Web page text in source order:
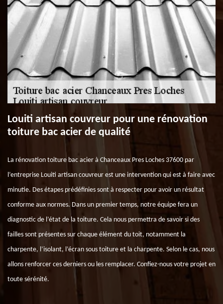
Louiti artisan couvreur pour une rénovation
toiture bac acier de qualité
La rénovation toiture bac acier à Chanceaux Pres Loches 37600 par
l’entreprise Louiti artisan couvreur est une intervention qui est à faire avec
minutie. Des étapes prédéfinies sont à respecter pour avoir un résultat
conforme aux normes. Dans un premier temps, notre équipe fera un
diagnostic de l’état de la toiture. Cela nous permettra de savoir si des
failles sont présentes sur chaque élément du toit, notamment la
charpente, l’isolant, l’écran sous toiture et la charpente. Selon le cas, nous
allons renforcer ces derniers ou les remplacer. Confiez-nous votre projet en
toute sérénité.